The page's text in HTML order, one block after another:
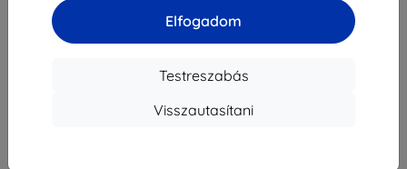
Elfogadom
Testreszabás
Visszautasítani
info@top4mobile.eu